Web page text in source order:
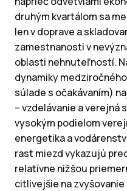
druhým kvartálom sa
len v doprave a
zamestnanosti v
oblasti nehnuteľností.
dynamiky
súlade s očakávaním)
– vzdelávanie a verejná
vysokým podielom
energetika a
rast miezd vykazujú
relatívne nižšou
citlivejšie na